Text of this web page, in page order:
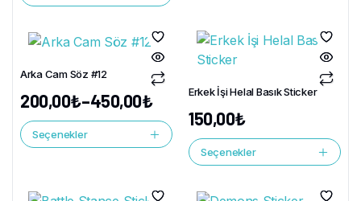
Arka Cam Söz #12
200,00₺–450,00₺
Seçenekler
Erkek İşi Helal Basık Sticker
150,00₺
Seçenekler